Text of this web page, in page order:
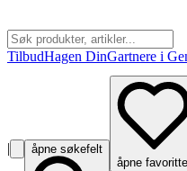
TilbudHagen DinGartnere i
|
åpne søkefelt
åpne